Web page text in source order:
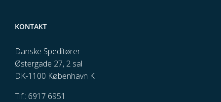
KONTAKT
Danske Speditører
Østergade 27, 2 sal
DK-1100 København K
Tlf.: 6917 6951